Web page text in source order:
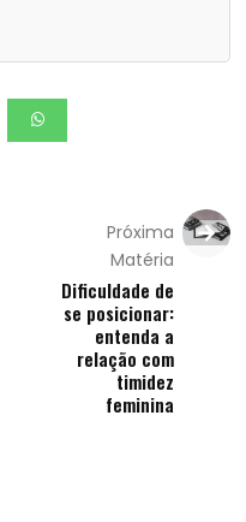
Próxima
Matéria
Dificuldade de
se posicionar:
entenda a
relação com
timidez
feminina